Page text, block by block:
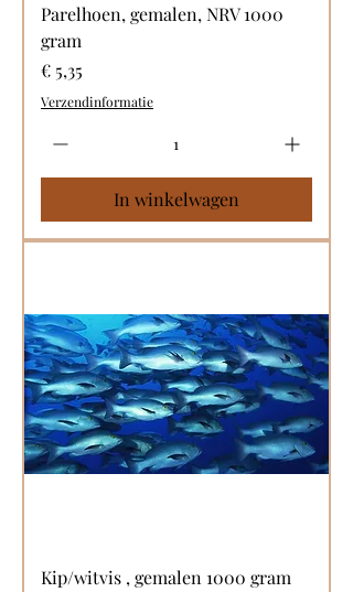
Parelhoen, gemalen, NRV 1000
gram
Prijs
€ 5,35
Verzendinformatie
In winkelwagen
Kip/witvis , gemalen 1000 gram